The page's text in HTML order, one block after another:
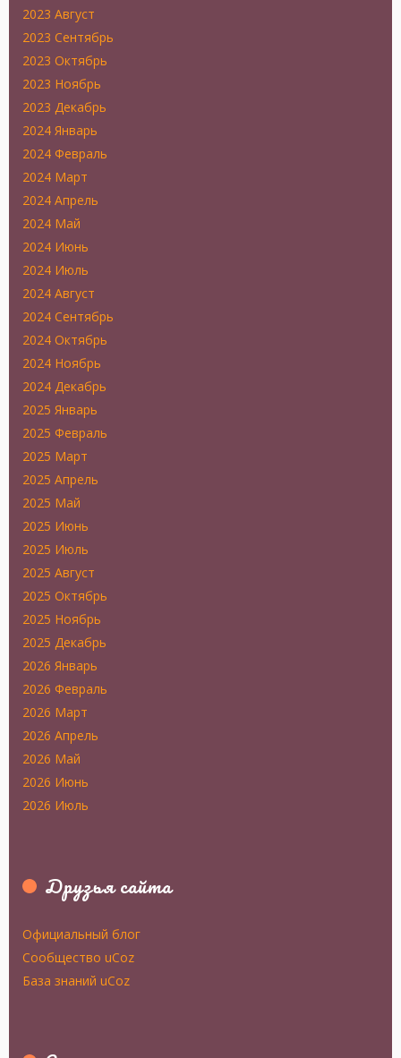
2023 Август
2023 Сентябрь
2023 Октябрь
2023 Ноябрь
2023 Декабрь
2024 Январь
2024 Февраль
2024 Март
2024 Апрель
2024 Май
2024 Июнь
2024 Июль
2024 Август
2024 Сентябрь
2024 Октябрь
2024 Ноябрь
2024 Декабрь
2025 Январь
2025 Февраль
2025 Март
2025 Апрель
2025 Май
2025 Июнь
2025 Июль
2025 Август
2025 Октябрь
2025 Ноябрь
2025 Декабрь
2026 Январь
2026 Февраль
2026 Март
2026 Апрель
2026 Май
2026 Июнь
2026 Июль
Друзья сайта
Официальный блог
Сообщество uCoz
База знаний uCoz